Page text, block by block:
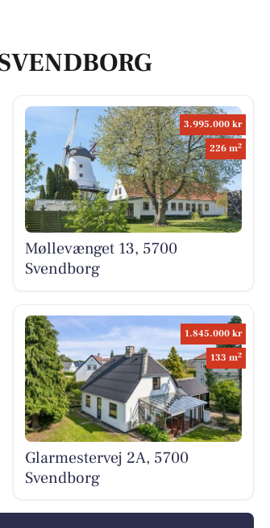
3.995.000 kr
226 m2
Møllevænget 13, 5700
Svendborg
1.845.000 kr
133 m2
Glarmestervej 2A, 5700
Svendborg